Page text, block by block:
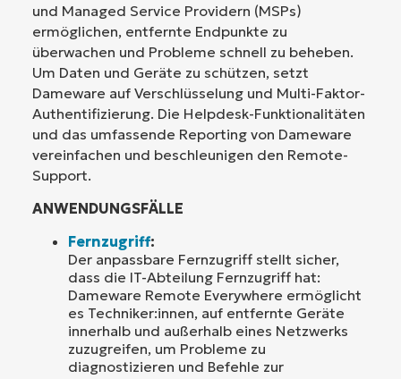
und Managed Service Providern (MSPs)
ermöglichen, entfernte Endpunkte zu
überwachen und Probleme schnell zu beheben.
Um Daten und Geräte zu schützen, setzt
Dameware auf Verschlüsselung und Multi-Faktor-
Authentifizierung. Die Helpdesk-Funktionalitäten
und das umfassende Reporting von Dameware
vereinfachen und beschleunigen den Remote-
Support.
ANWENDUNGSFÄLLE
Fernzugriff:
Der anpassbare Fernzugriff stellt sicher,
dass die IT-Abteilung Fernzugriff hat:
Dameware Remote Everywhere ermöglicht
es Techniker:innen, auf entfernte Geräte
innerhalb und außerhalb eines Netzwerks
zuzugreifen, um Probleme zu
diagnostizieren und Befehle zur